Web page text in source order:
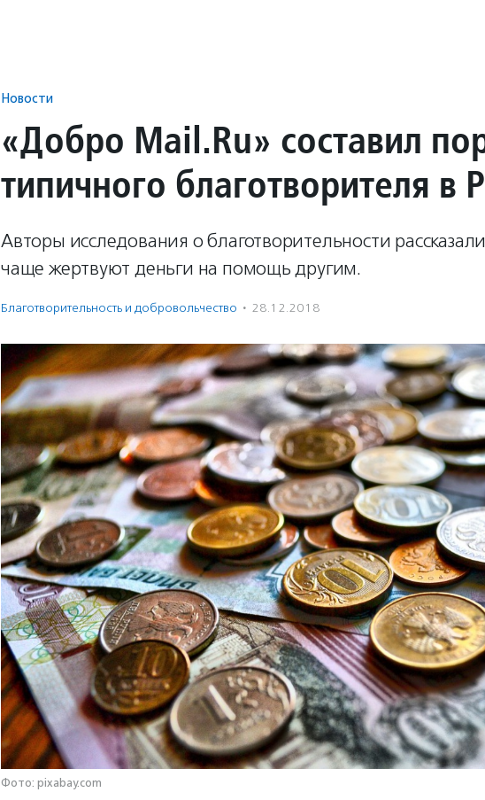
Новости
«Добро Mail.Ru» составил
типичного благотворителя в
Авторы исследования о благотворительности
чаще жертвуют деньги на помощь другим.
Благотвори­тель­ность и доброволь­чест­во · 28.12.2018
Фото: pixabay.com